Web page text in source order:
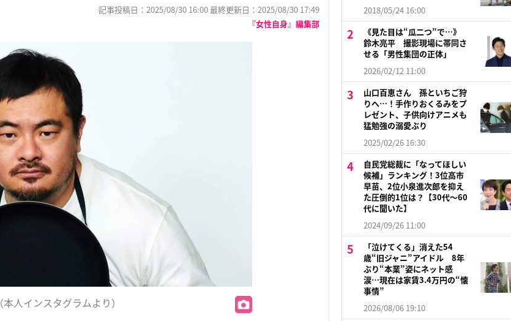
記事投稿日：2025/08/30 16:00 最終更新日：2025/08/30 17:49
『女性自身』編集部
（本人インスタグラムより）
2018/05/24 16:00
《見た目は“瓜二つ”で…》
鈴木亮平 撮影現場に帯同さ
せる「男性集団の正体」
2026/02/12 11:00
山口百恵さん 孫といちご狩
りへ…！手作りおくるみをプ
レゼント、子供向けアニメも
猛勉強の溺愛ぶり
2025/02/26 16:30
自民党総裁に「なってほしい
候補」ランキング！3位高市
早苗、2位小泉進次郎を抑え
た圧倒的1位は？【30代〜60
代に聞いた】
2024/09/26 11:00
「泣けてくる」消えた54
歳“旧ジャニ”アイドル 8年
ぶり“本業”姿にネット感
涙…現在は家賃3.4万円の“懐
事情”
2026/08/06 19:10